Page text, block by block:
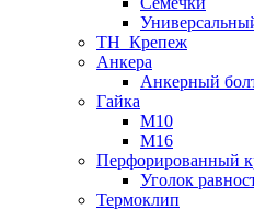
ТН_Крепеж
Анкера
Анкерный
Гайка
М10
М16
Перфорированный
Уголок
Термоклип